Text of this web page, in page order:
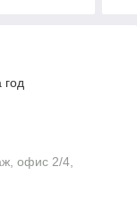
год
офис 2/4,